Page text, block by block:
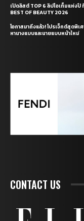
เปิดลิสต์ TOP 6 ลิปไอเท็มแห่งปี
BEST OF BEAUTY 2026
โอกาสมาถึงแล้ว! โปรเจ็กต์สุดพิเศ
หานางแบบและนายแบบหน้าใหม่
CONTACT US